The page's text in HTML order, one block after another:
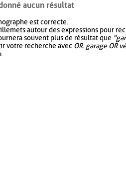
aucun résultat
est correcte.
autour des expressions pour
souvent plus de résultat que
votre recherche avec OR. garage OR
.